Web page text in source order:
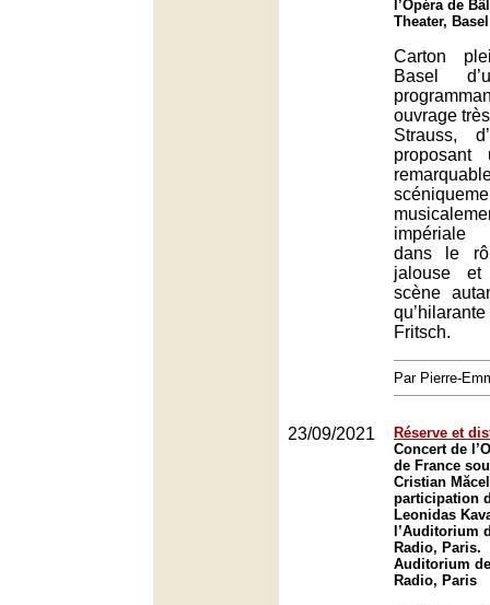
l’Opéra de
Theater, Basel
Carton
Basel
ouvrage
Strauss,
proposant
impériale
dans le
jalouse
scène
Fritsch.
Par Pierre-
23/09/2021
Réserve et
Concert de
de France
Cristian
participation
Leonidas
l’Auditorium
Radio, Paris.
Auditorium
Radio, Paris